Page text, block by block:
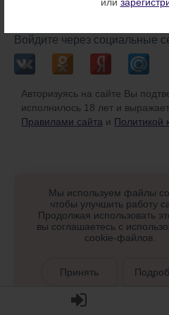
Войдите через социальные
Авторизуясь на сайте Вы
исполнилось 18 лет и
Правилами сайта и Политикой
Мы используем файлы
чтобы улучшить работу
Продолжая использовать
вы соглашаетесь с
cookie-файлов.
Принять